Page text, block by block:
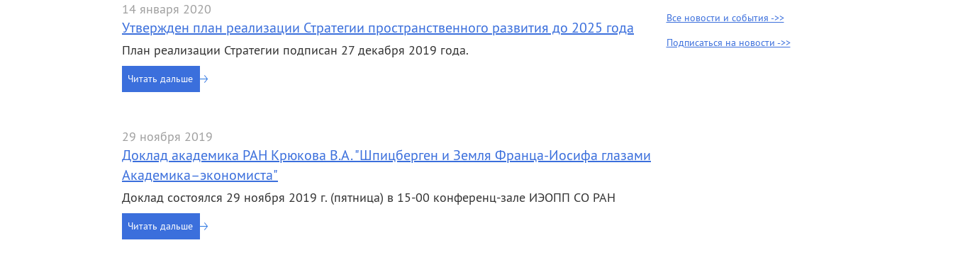
14 января 2020
Утвержден план реализации Стратегии пространственного развития до 2025 года
План реализации Стратегии подписан 27 декабря 2019 года.
Читать дальше
29 ноября 2019
Доклад академика РАН Крюкова В.А. "Шпицберген и Земля Франца-Иосифа глазами
Академика–экономиста"
Доклад состоялся 29 ноября 2019 г. (пятница) в 15-00 конференц-зале ИЭОПП СО РАН
Читать дальше
Все новости и события ->>
Подписаться на новости ->>